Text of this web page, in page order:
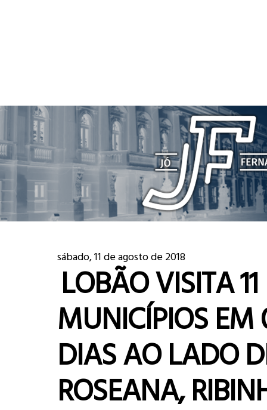
sábado, 11 de agosto de 2018
LOBÃO VISITA 11
MUNICÍPIOS EM
DIAS AO LADO
ROSEANA,